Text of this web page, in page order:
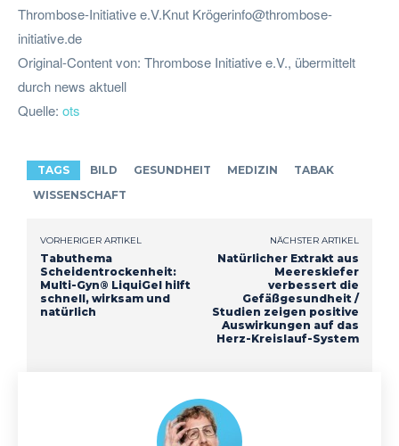
Thrombose-Initiative e.V.Knut Krögerinfo@thrombose-
initiative.de
Original-Content von: Thrombose Initiative e.V., übermittelt
durch news aktuell
Quelle: ots
TAGS BILD GESUNDHEIT MEDIZIN
TABAK
WISSENSCHAFT
VORHERIGER ARTIKEL
Tabuthema
Scheidentrockenheit:
Multi-Gyn® LiquiGel hilft
schnell, wirksam und
natürlich
NÄCHSTER ARTIKEL
Natürlicher Extrakt aus
Meereskiefer
verbessert die
Gefäßgesundheit /
Studien zeigen positive
Auswirkungen auf das
Herz-Kreislauf-System